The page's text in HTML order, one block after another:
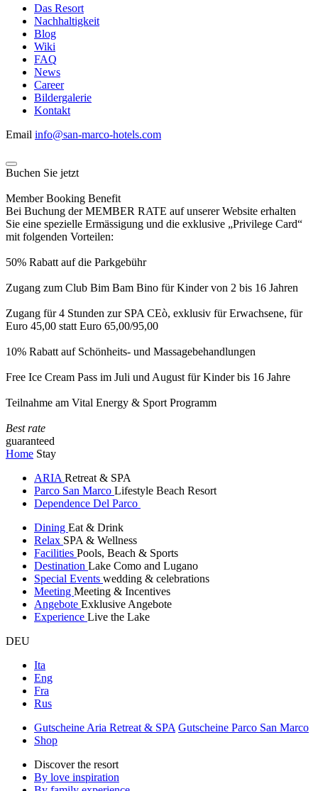
Das Resort
Nachhaltigkeit
Blog
Wiki
FAQ
News
Career
Bildergalerie
Kontakt
Email info@san-marco-hotels.com
Buchen Sie jetzt
Member Booking Benefit
Bei Buchung der MEMBER RATE auf unserer Website erhalten
Sie eine spezielle Ermässigung und die exklusive „Privilege Card“
mit folgenden Vorteilen:
50% Rabatt auf die Parkgebühr
Zugang zum Club Bim Bam Bino für Kinder von 2 bis 16 Jahren
Zugang für 4 Stunden zur SPA CEò, exklusiv für Erwachsene, für
Euro 45,00 statt Euro 65,00/95,00
10% Rabatt auf Schönheits- und Massagebehandlungen
Free Ice Cream Pass im Juli und August für Kinder bis 16 Jahre
Teilnahme am Vital Energy & Sport Programm
Best rate
guaranteed
Home Stay
ARIA Retreat & SPA
Parco San Marco Lifestyle Beach Resort
Dependence Del Parco
Dining Eat & Drink
Relax SPA & Wellness
Facilities Pools, Beach & Sports
Destination Lake Como and Lugano
Special Events wedding & celebrations
Meeting Meeting & Incentives
Angebote Exklusive Angebote
Experience Live the Lake
DEU
Ita
Eng
Fra
Rus
Gutscheine Aria Retreat & SPA Gutscheine Parco San Marco
Shop
Discover the resort
By love inspiration